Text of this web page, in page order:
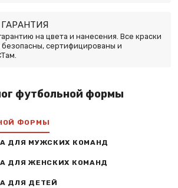
на цвета и нанесения. Все краски
сертифицированы и
футбольной формы
ФОРМЫ
ДЛЯ МУЖСКИХ КОМАНД
ДЛЯ ЖЕНСКИХ КОМАНД
ДЛЯ ДЕТЕЙ